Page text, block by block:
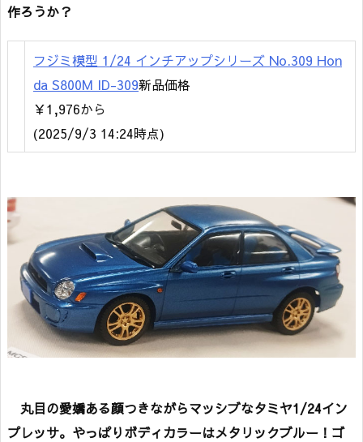
作ろうか？
フジミ模型 1/24 インチアップシリーズ No.309 Hon
da S800M ID-309新品価格
￥1,976から
(2025/9/3 14:24時点)
丸目の愛嬌ある顔つきながらマッシブなタミヤ1/24イン
プレッサ。やっぱりボディカラーはメタリックブルー！ゴ